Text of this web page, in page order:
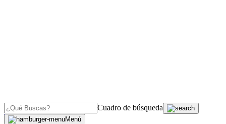
Cuadro de búsqueda
Menú
OJO